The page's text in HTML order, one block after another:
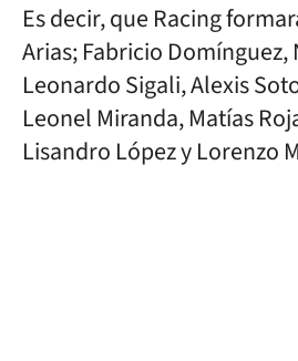
Es decir, que Racing
Arias; Fabricio
Leonardo Sigali, Alexis
Leonel Miranda, Matías
Lisandro López y Lorenzo